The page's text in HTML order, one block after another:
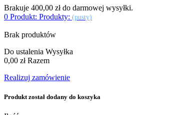
Brakuje 400,00 złdo darmowej wysyłki.
0 Produkt: Produkty: (pusty)
Brak produktów
Do ustalenia Wysyłka
0,00 zł Razem
Realizuj zamówienie
Produkt został dodany do koszyka